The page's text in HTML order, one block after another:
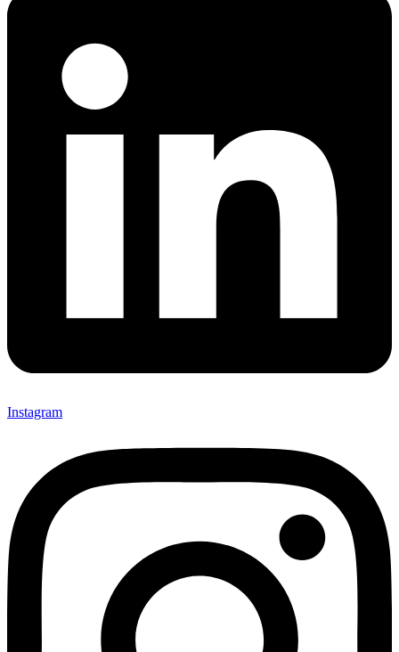
Instagram